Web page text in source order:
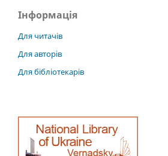
Інформація
Для читачів
Для авторів
Для бібліотекарів